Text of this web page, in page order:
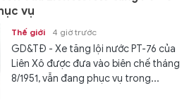
vụ
Thế giới 4 giờ trước
GD&TĐ - Xe tăng lội nước PT-76 của
Liên Xô được đưa vào biên chế tháng
8/1951, vẫn đang phục vụ trong...